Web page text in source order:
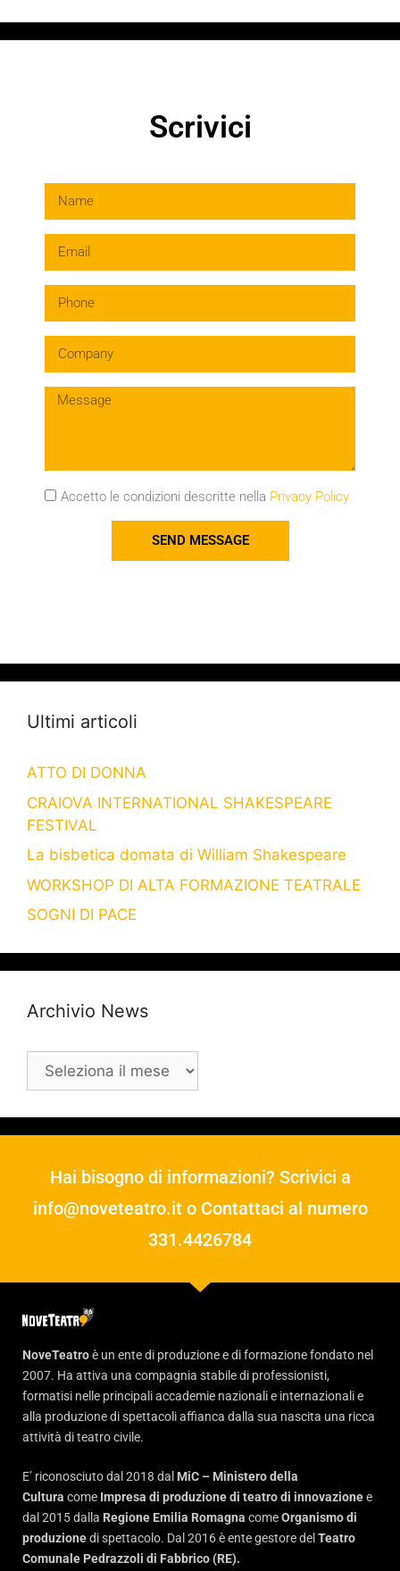
Scrivici
Accetto le condizioni descritte nella Privacy Policy
SEND MESSAGE
Ultimi articoli
ATTO DI DONNA
CRAIOVA INTERNATIONAL SHAKESPEARE
FESTIVAL
La bisbetica domata di William Shakespeare
WORKSHOP DI ALTA FORMAZIONE TEATRALE
SOGNI DI PACE
Archivio News
Hai bisogno di informazioni? Scrivici a
info@noveteatro.ito Contattaci al numero
331.4426784
NoveTeatroè un ente di produzione e di formazione fondato nel
2007. Ha attiva una compagnia stabile di professionisti,
formatisi nelle principali accademie nazionali e internazionali e
alla produzione di spettacoli affianca dalla sua nascita una ricca
attività di teatro civile.
E’ riconosciuto dal 2018 dal MiC – Ministero della
Cultura come Impresa di produzione di teatro di innovazionee
dal 2015 dalla Regione Emilia Romagna comeOrganismo di
produzionedi spettacolo. Dal 2016 è ente gestore del Teatro
Comunale Pedrazzoli di Fabbrico (RE).